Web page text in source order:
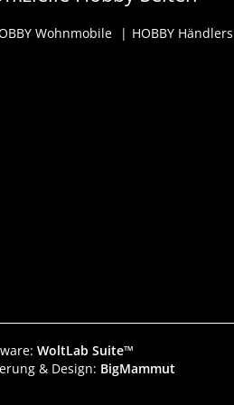
Wohnmobile HOBBY
WoltLab Suite™
& Design: BigMammut